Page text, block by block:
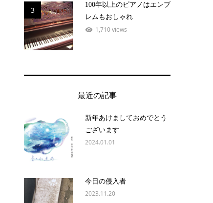
3
100年以上のピアノはエンブ
レムもおしゃれ
1,710 views
最近の記事
新年あけましておめでとう
ございます
2024.01.01
今日の侵入者
2023.11.20